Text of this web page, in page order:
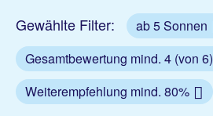
Gewählte Filter:
ab 5 Sonnen
Gesamtbewertung mind. 4 (von 6)
Weiterempfehlung mind. 80%